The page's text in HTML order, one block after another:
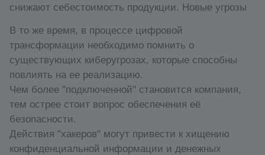
снижают себестоимость продукции. Новые угрозы
В то же время, в процессе цифровой
трансформации необходимо помнить о
существующих киберугрозах, которые способны
повлиять на ее реализацию.
Чем более "подключенной" становится компания,
тем острее стоит вопрос обеспечения её
безопасности.
Действия "хакеров" могут привести к хищению
конфиденциальной информации и денежных